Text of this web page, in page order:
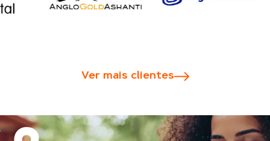
Ver mais clientes